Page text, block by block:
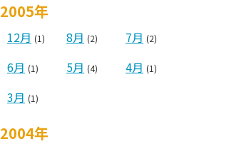
2005年
12月 (1) 8月 (2) 7月 (2)
6月 (1) 5月 (4) 4月 (1)
3月 (1)
2004年